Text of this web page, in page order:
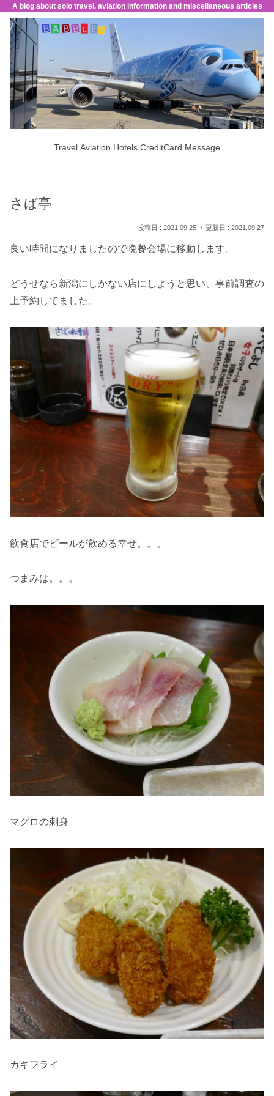
A blog about solo travel, aviation information and miscellaneous articles
Travel Aviation Hotels CreditCard Message
さば亭
2021.09.25 2021.09.27
良い時間になりましたので晩餐会場に移動します。
どうせなら新潟にしかない店にしようと思い、事前調査の
上予約してました。
飲食店でビールが飲める幸せ。。。
つまみは。。。
マグロの刺身
カキフライ